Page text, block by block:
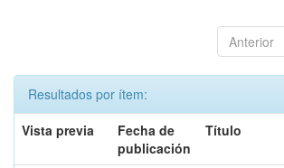
Anterior
Resultados por ítem:
Vista previa
Fecha de
publicación
Título